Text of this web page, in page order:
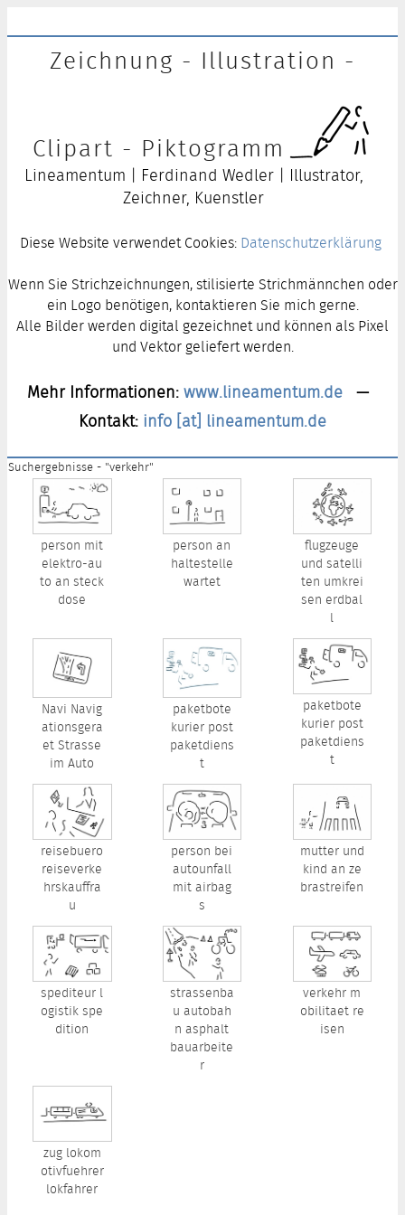
Zeichnung - Illustration -
Clipart - Piktogramm
Lineamentum | Ferdinand Wedler | Illustrator,
Zeichner, Kuenstler
Diese Website verwendet Cookies: Datenschutzerklärung
Wenn Sie Strichzeichnungen, stilisierte Strichmännchen oder
ein Logo benötigen, kontaktieren Sie mich gerne.
Alle Bilder werden digital gezeichnet und können als Pixel
und Vektor geliefert werden.
Mehr Informationen:www.lineamentum.de —
Kontakt: info [at] lineamentum.de
Suchergebnisse - "verkehr"
person mit
elektro-au
to an steck
dose
person an
haltestelle
wartet
flugzeuge
und satelli
ten umkrei
sen erdbal
l
Navi Navig
ationsgera
et Strasse
im Auto
paketbote
kurier post
paketdiens
t
paketbote
kurier post
paketdiens
t
reisebuero
reiseverke
hrskauffra
u
person bei
autounfall
mit airbag
s
mutter und
kind an ze
brastreifen
spediteur l
ogistik spe
dition
strassenba
u autobah
n asphalt
bauarbeite
r
verkehr m
obilitaet re
isen
zug lokom
otivfuehrer
lokfahrer